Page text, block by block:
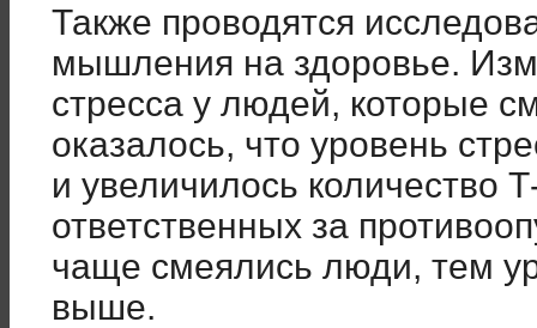
Также проводятся
мышления на здоровье.
стресса у людей, которые
оказалось, что уровень
и увеличилось количество
ответственных за
чаще смеялись люди, тем
выше.